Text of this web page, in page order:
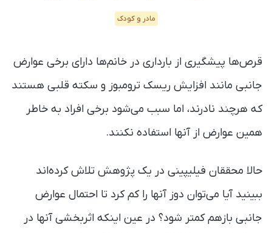
مادر و کودک
قرص‌ها پیشگیری از بارداری در خانم‌ها دارای برخی عوارض
جانبی مانند افزایش ریسک ترومبوز و سکته قلبی هستند
که هرچند نادر‌ند، اما سبب می‌شود برخی افراد به خاطر
همین عوارض از آنها استفاده نکنند.
حالا محققان فیلیپینی در یک پژوهش تلاش کرده‌اند
ببینید آیا می‌توان دوز آنها را کم کرد تا احتمال عوارض
جانبی بازهم کمتر شود؟ در عین اینکه اثربخشی آنها در